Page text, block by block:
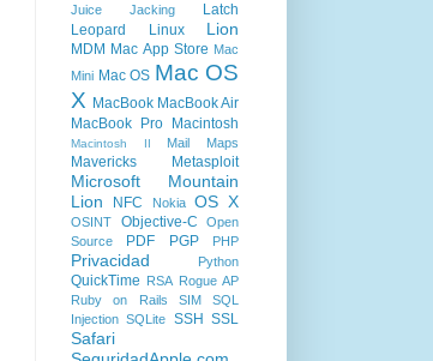
Juice Jacking
Latch
Leopard
Linux Lion
MDM Mac App Store Mac
Mini Mac OS Mac OS
X MacBook MacBook Air
MacBook Pro
Macintosh
Macintosh II Mail Maps
Mavericks Metasploit
Microsoft
Mountain
Lion
NFC Nokia OS X
OSINT Objective-C
Open
Source
PDF PGP PHP
Privacidad Python
QuickTime RSA Rogue AP
Ruby on Rails
SIM
SQL
Injection SQLite SSH SSL
Safari